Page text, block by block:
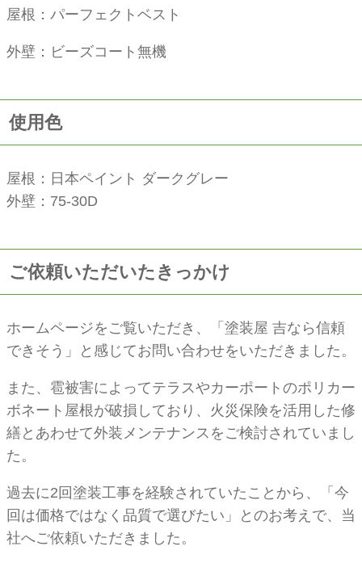
屋根：パーフェクトベスト
外壁：ビーズコート無機
使用色
屋根：日本ペイント ダークグレー
外壁：75-30D
ご依頼いただいたきっかけ
ホームページをご覧いただき、「塗装屋 吉なら信頼
できそう」と感じてお問い合わせをいただきました。
また、雹被害によってテラスやカーポートのポリカー
ボネート屋根が破損しており、火災保険を活用した修
繕とあわせて外装メンテナンスをご検討されていまし
た。
過去に2回塗装工事を経験されていたことから、「今
回は価格ではなく品質で選びたい」とのお考えで、当
社へご依頼いただきました。